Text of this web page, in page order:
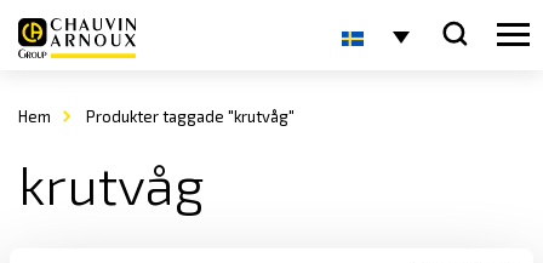
Hem Produkter taggade "krutvåg"
krutvåg